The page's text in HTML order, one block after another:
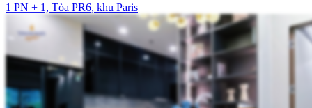
1 PN + 1, Tòa PR6, khu Paris